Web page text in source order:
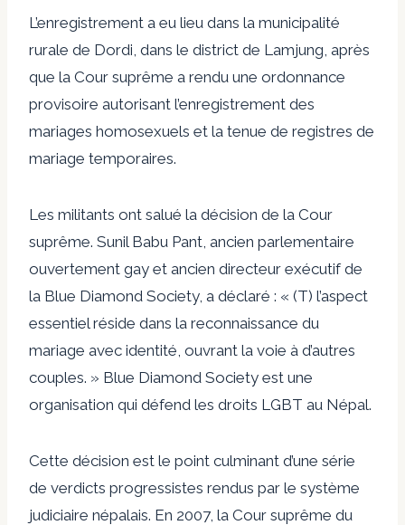
L’enregistrement a eu lieu dans la municipalité
rurale de Dordi, dans le district de Lamjung, après
que la Cour suprême a rendu une ordonnance
provisoire autorisant l’enregistrement des
mariages homosexuels et la tenue de registres de
mariage temporaires.
Les militants ont salué la décision de la Cour
suprême. Sunil Babu Pant, ancien parlementaire
ouvertement gay et ancien directeur exécutif de
la Blue Diamond Society, a déclaré : « (T) l’aspect
essentiel réside dans la reconnaissance du
mariage avec identité, ouvrant la voie à d’autres
couples. » Blue Diamond Society est une
organisation qui défend les droits LGBT au Népal.
Cette décision est le point culminant d’une série
de verdicts progressistes rendus par le système
judiciaire népalais. En 2007, la Cour suprême du